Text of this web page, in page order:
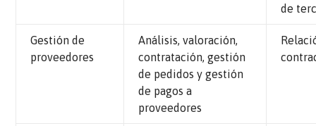
de
Gestión de
proveedores
Análisis, valoración,
contratación, gestión
de pedidos y gestión
de pagos a
proveedores